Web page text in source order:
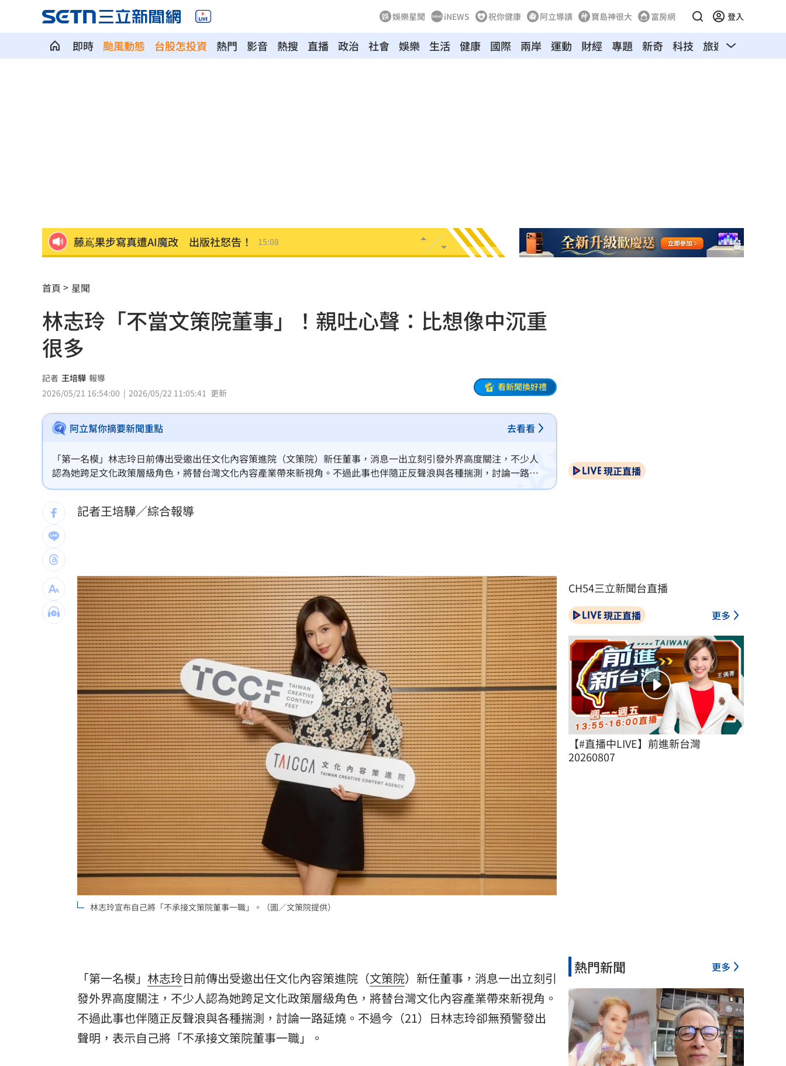
娛樂星聞 iNEWS 祝你健康 阿立導讀 寶島神很大 富房網 登入
即時 颱風動態 台股怎投資 熱門 影音 熱搜 直播 政治 社會 娛樂 生活 健康 國際 兩岸 運動 財經 專題 新奇 科技 旅遊 汽車
藤嶌果步寫真遭AI魔改 出版社怒告！ 15:08
三峽街頭爆槍響！毒品糾紛男遭開槍洩憤
嘴咬鋁箔包也被盤查 騎士質疑警刻意刁難
2026年市佔40％！台灣頭家最愛神車
做錯恐奪命 專家示警停電「7大NG行為」
錄到一半失控 胡瓜遭陳亞蘭抓頭撞氣球
新／南港Lalaport施工意外！鷹架坍塌墜落
肥大叔猝逝前為何堅持直播？網悲曝這原因 14:54
沈玉琳驚人女僕造型曝光 全場一看都嚇傻
阮經天新片入選多倫多影展 日本導演狂讚 14:46
新／注意！這家營建股 下午4點開重訊 14:44
台灣彩券開獎直播中 20:31
LIVE三立+24小時直播 15:27
三立iNEWS新聞台線上直播 18:00
台彩父親節推新刮刮樂千萬頭獎超「爸」氣 12:00
商場戰國來臨 台中「頂奢大道」逐漸成形 12:00
「拍片人的多重宇宙」職涯論壇9/12登場！ 10:30
8國球員齊聚高雄 Formosa 7s掀足球熱潮
理想混蛋號召粉絲跨海追星吃美食！ 18:15
首頁 星聞
林志玲「不當文策院董事」！親吐心聲：比想像中沉重
很多
記者 王培驊 報導
2026/05/21 16:54:00
2026/05/22 11:05:41 更新
看新聞換好禮
阿立幫你摘要新聞重點 去看看
「第一名模」林志玲日前傳出受邀出任文化內容策進院（文策院）新任董事，消息一出立刻引發外界高度關注，不少人
認為她跨足文化政策層級角色，將替台灣文化內容產業帶來新視角。不過此事也伴隨正反聲浪與各種揣測，討論一路延
燒。不過今（21）日林志玲卻無預警發出聲明，表示自己將「不承接文策院董事一職」。
記者王培驊／綜合報導
林志玲宣布自己將「不承接文策院董事一職」。（圖／文策院提供）
「第一名模」 林志玲日前傳出受邀出任文化內容策進院（文策院）新任董事，消息一出立刻引
發外界高度關注，不少人認為她跨足文化政策層級角色，將替台灣文化內容產業帶來新視角。
不過此事也伴隨正反聲浪與各種揣測，討論一路延燒。不過今（21）日林志玲卻無預警發出
聲明，表示自己將「不承接文策院董事一職」。
現正直播
CH54三立新聞台直播
現正直播 更多
【#直播中LIVE】前進新台灣
20260807
熱門新聞 更多